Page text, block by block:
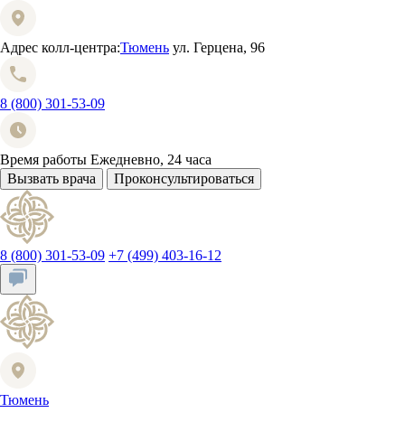
Адрес колл-центра:Тюмень ул. Герцена, 96
8 (800) 301-53-09
Время работы Ежедневно, 24 часа
Вызвать врача
Проконсультироваться
8 (800) 301-53-09 +7 (499) 403-16-12
Тюмень